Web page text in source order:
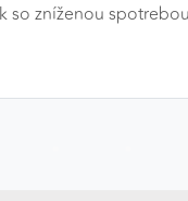
so zníženou